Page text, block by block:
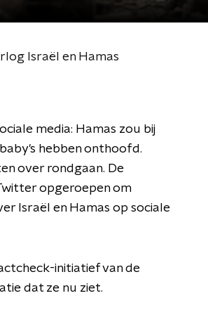
Israël en Hamas
media: Hamas zou bij
hebben onthoofd.
over rondgaan. De
opgeroepen om
Israël en Hamas op sociale
initiatief van de
dat ze nu ziet.